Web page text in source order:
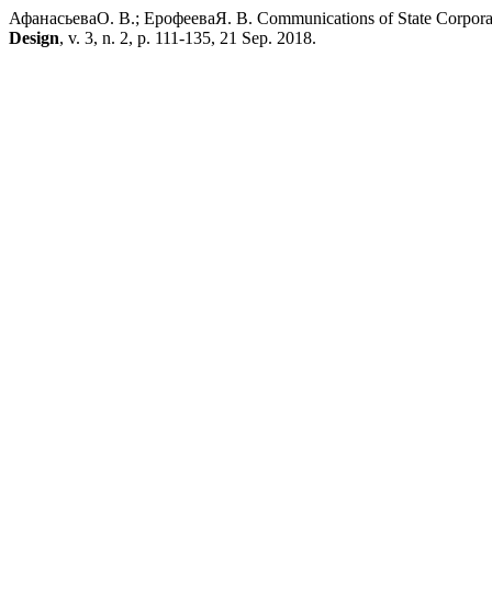
АфанасьеваО. В.; ЕрофееваЯ. В. Communications of State
Design, v. 3, n. 2, p. 111-135, 21 Sep. 2018.